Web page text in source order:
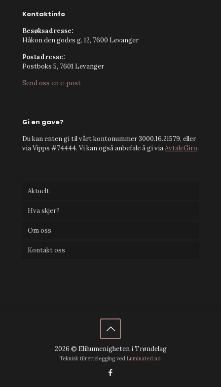
Kontaktinfo
Besøksadresse:
Håkon den godes g. 12, 7600 Levanger
Postadresse:
Postboks 5, 7601 Levanger
Send oss en e-post
Gi en gave?
Du kan enten gi til vårt kontonummer 3000.16.21579, eller
via Vipps #74444. Vi kan også anbefale å gi viaAvtaleGiro.
Aktuelt
Hva skjer?
Om oss
Kontakt oss
2026 © Elihumenigheten i Trøndelag
Teknisk tilrettelegging ved Luminated.no.